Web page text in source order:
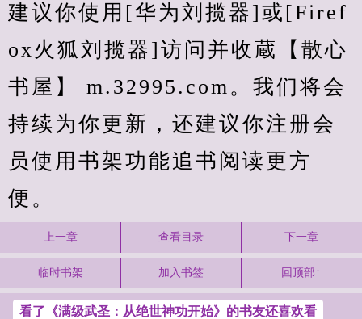
建议你使用[华为刘揽器]或[Firef
ox火狐刘揽器]访问并收蔵【散心
书屋】 m.32995.com。我们将会
持续为你更新，还建议你注册会
员使用书架功能追书阅读更方
便。
上一章 查看目录 下一章
临时书架 加入书签 回顶部↑
看了《满级武圣：从绝世神功开始》的书友还喜欢看